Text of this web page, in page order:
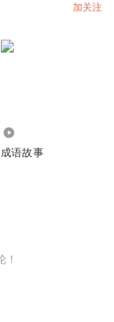
加关注
成语故事
！